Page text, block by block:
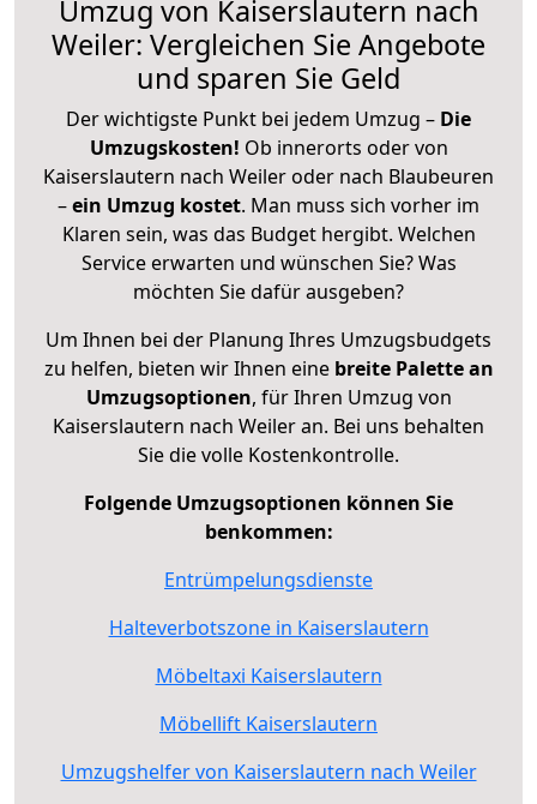
Umzug von Kaiserslautern nach
Weiler: Vergleichen Sie Angebote
und sparen Sie Geld
Der wichtigste Punkt bei jedem Umzug – Die
Umzugskosten! Ob innerorts oder von
Kaiserslautern nach Weiler oder nach Blaubeuren
–ein Umzug kostet. Man muss sich vorher im
Klaren sein, was das Budget hergibt. Welchen
Service erwarten und wünschen Sie? Was
möchten Sie dafür ausgeben?
Um Ihnen bei der Planung Ihres Umzugsbudgets
zu helfen, bieten wir Ihnen eine breite Palette an
Umzugsoptionen, für Ihren Umzug von
Kaiserslautern nach Weiler an. Bei uns behalten
Sie die volle Kostenkontrolle.
Folgende Umzugsoptionen können Sie
benkommen:
Entrümpelungsdienste
Halteverbotszone in Kaiserslautern
Möbeltaxi Kaiserslautern
Möbellift Kaiserslautern
Umzugshelfer von Kaiserslautern nach Weiler